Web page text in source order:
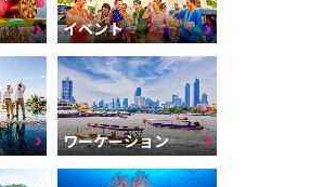
イベント
ワーケーション